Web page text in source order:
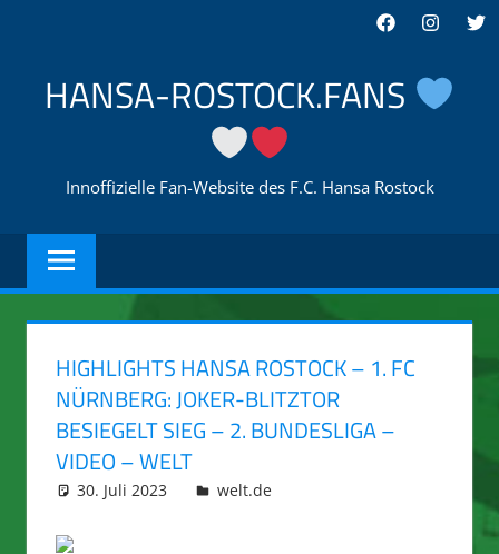
springen
Facebook
HANSA-ROSTOCK.FANS
Innoffizielle Fan-Website des F.C. Hansa Rostock
HIGHLIGHTS HANSA ROSTOCK – 1. FC
NÜRNBERG: JOKER-BLITZTOR
BESIEGELT SIEG – 2. BUNDESLIGA –
VIDEO – WELT
30. Juli 2023 integromat
welt.de